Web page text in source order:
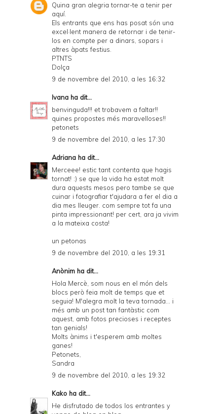
Quina gran alegria tornar-te a tenir per
aquí.
Els entrants que ens has posat són una
excel·lent manera de retornar i de tenir-
los en compte per a dinars, sopars i
altres àpats festius.
PTNTS
Dolça
9 de novembre del 2010, a les 16:32
Ivana ha dit...
benvinguda!!! et trobavem a faltar!!
quines propostes més maravelloses!!
petonets
9 de novembre del 2010, a les 17:30
Adriana ha dit...
Merceee! estic tant contenta que hagis
tornat! :) se que la vida ha estat molt
dura aquests mesos pero tambe se que
cuinar i fotografiar t'ajudara a fer el dia a
dia mes lleuger. com sempre tot fa una
pinta impressionant! per cert, ara ja vivim
a la mateixa costa!
un petonas
9 de novembre del 2010, a les 19:31
Anònim ha dit...
Hola Mercè, som nous en el món dels
blocs però feia molt de temps que et
seguia! M'alegra molt la teva tornada... i
més amb un post tan fantàstic com
aquest, amb fotos precioses i receptes
tan genials!
Molts ànims i t'esperem amb moltes
ganes!
Petonets,
Sandra
9 de novembre del 2010, a les 19:32
Kako ha dit...
He disfrutado de todos los entrantes y